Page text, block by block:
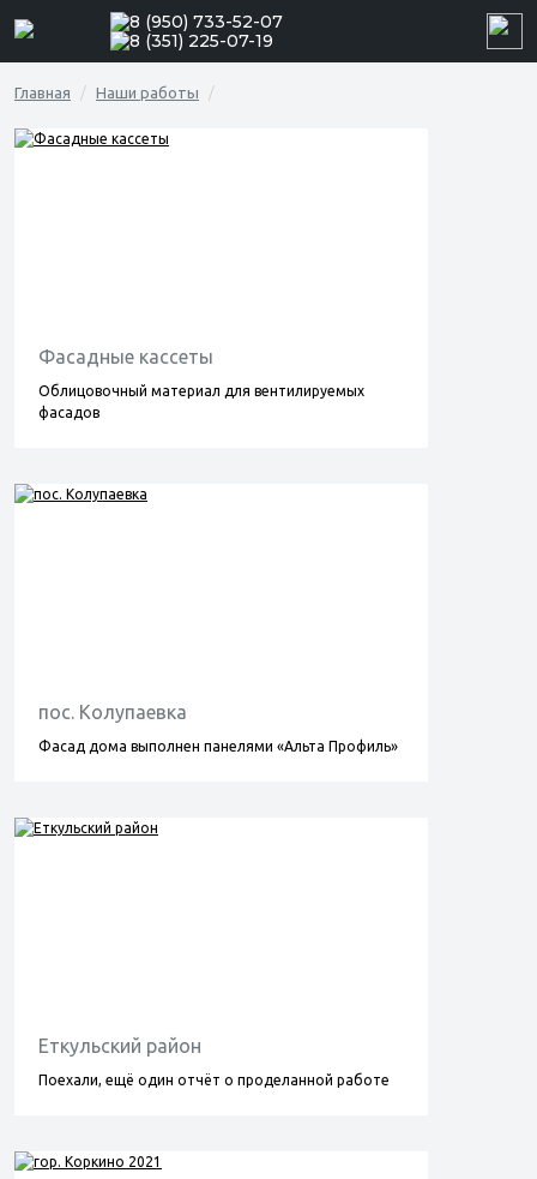
8 (950) 733-52-07
8 (351) 225-07-19
Главная Наши работы
Фасадные кассеты
Облицовочный материал для вентилируемых
фасадов
пос. Колупаевка
Фасад дома выполнен панелями «Альта Профиль»
Еткульский район
Поехали, ещё один отчёт о проделанной работе